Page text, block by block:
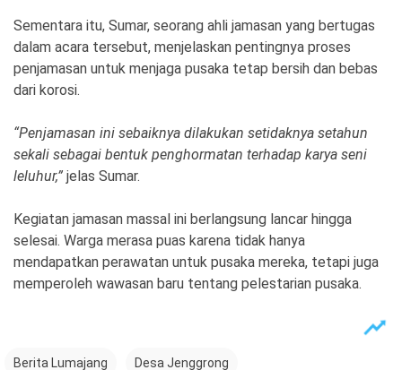
Sementara itu, Sumar, seorang ahli jamasan yang bertugas
dalam acara tersebut, menjelaskan pentingnya proses
penjamasan untuk menjaga pusaka tetap bersih dan bebas
dari korosi.
“Penjamasan ini sebaiknya dilakukan setidaknya setahun
sekali sebagai bentuk penghormatan terhadap karya seni
leluhur,” jelas Sumar.
Kegiatan jamasan massal ini berlangsung lancar hingga
selesai. Warga merasa puas karena tidak hanya
mendapatkan perawatan untuk pusaka mereka, tetapi juga
memperoleh wawasan baru tentang pelestarian pusaka.
Berita Lumajang Desa Jenggrong